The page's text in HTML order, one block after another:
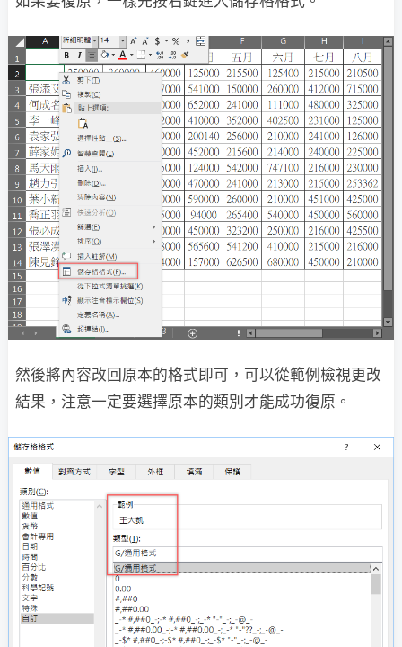
然後將內容改回原本的格式即可，可以從範例檢視更改
結果，注意一定要選擇原本的類別才能成功復原。